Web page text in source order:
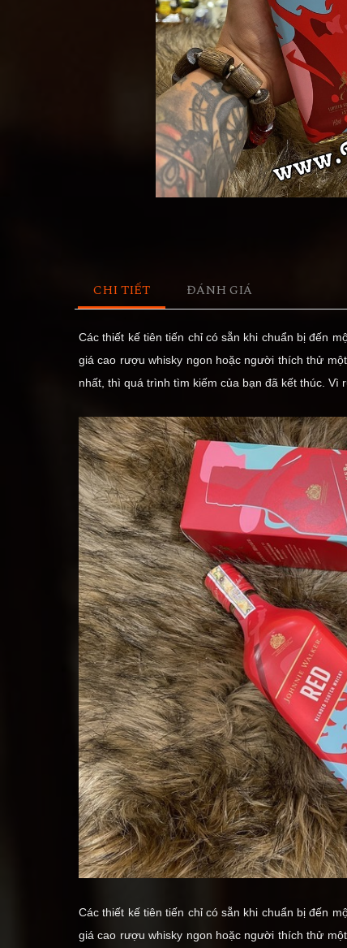
CHI TIẾT ĐÁNH GIÁ
Các thiết kế tiên tiến chỉ có sẵn khi chuẩn bị đến
giá cao rượu whisky ngon hoặc người thích thử
nhất, thì quá trình tìm kiếm của bạn đã kết thúc. Vì
Các thiết kế tiên tiến chỉ có sẵn khi chuẩn bị đến
giá cao rượu whisky ngon hoặc người thích thử